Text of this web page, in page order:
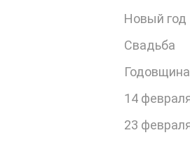
Новый год
Свадьба
14
23